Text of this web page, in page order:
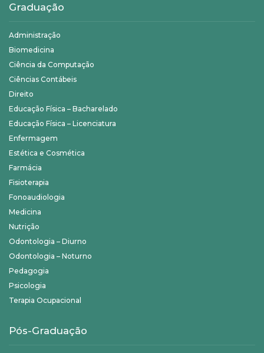
Graduação
Administração
Biomedicina
Ciência da Computação
Ciências Contábeis
Direito
Educação Física – Bacharelado
Educação Física – Licenciatura
Enfermagem
Estética e Cosmética
Farmácia
Fisioterapia
Fonoaudiologia
Medicina
Nutrição
Odontologia – Diurno
Odontologia – Noturno
Pedagogia
Psicologia
Terapia Ocupacional
Pós-Graduação